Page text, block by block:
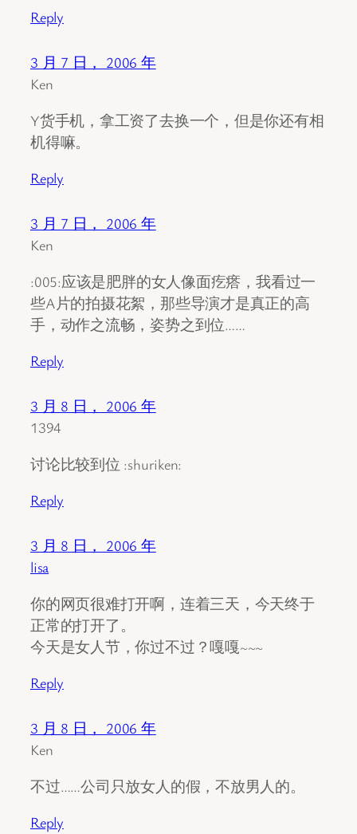
Reply
3 月 7 日， 2006 年
Ken
Y货手机，拿工资了去换一个，但是你还有相
机得嘛。
Reply
3 月 7 日， 2006 年
Ken
:005:应该是肥胖的女人像面疙瘩，我看过一
些A片的拍摄花絮，那些导演才是真正的高
手，动作之流畅，姿势之到位……
Reply
3 月 8 日， 2006 年
1394
讨论比较到位 :shuriken:
Reply
3 月 8 日， 2006 年
lisa
你的网页很难打开啊，连着三天，今天终于
正常的打开了。
今天是女人节，你过不过？嘎嘎~~~
Reply
3 月 8 日， 2006 年
Ken
不过……公司只放女人的假，不放男人的。
Reply